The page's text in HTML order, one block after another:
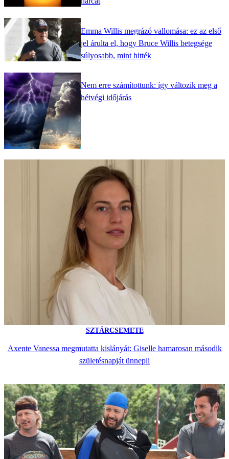
Emma Willis megrázó vallomása: ez az első
jel árulta el, hogy Bruce Willis betegsége
súlyosabb, mint hitték
Nem erre számítottunk: így változik meg a
hétvégi időjárás
SZTÁRCSEMETE
Axente Vanessa megmutatta kislányát: Giselle hamarosan második
születésnapját ünnepli